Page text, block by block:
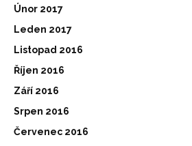
Únor 2017
Leden 2017
Listopad 2016
Říjen 2016
Září 2016
Srpen 2016
Červenec 2016